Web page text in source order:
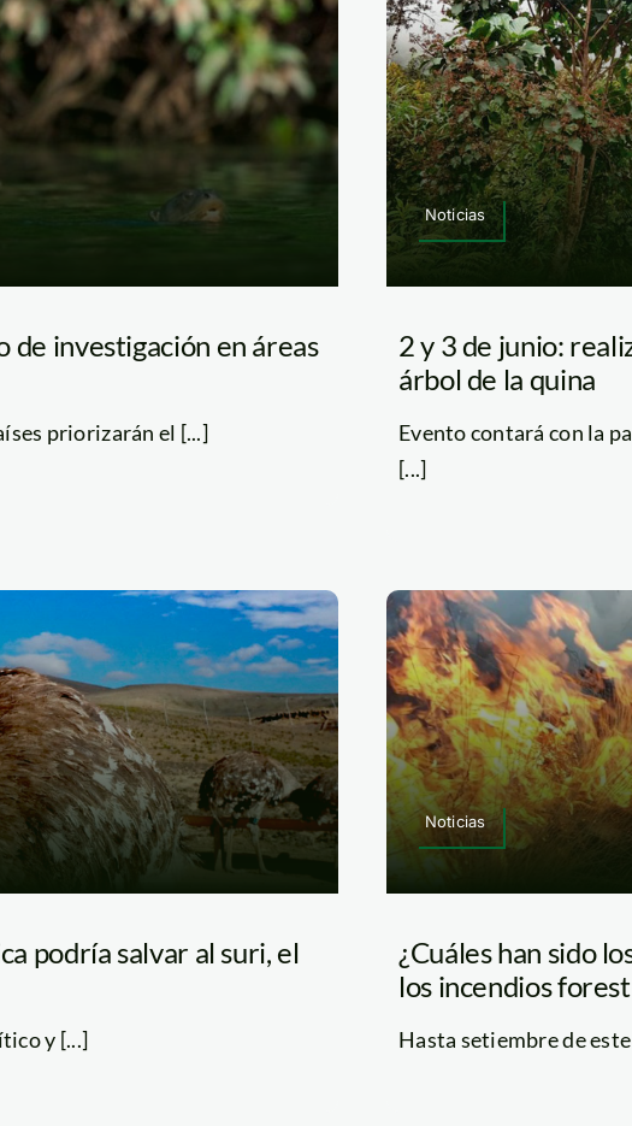
de investigación en áreas
priorizarán el [...]
Noticias
2 y 3 de junio:
árbol de la quina
Evento contará con la
[...]
podría salvar al suri, el
y [...]
Noticias
¿Cuáles han sido
los incendios
Hasta setiembre de